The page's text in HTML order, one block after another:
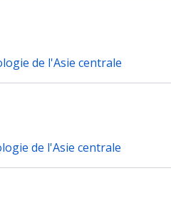
de l'Asie centrale
de l'Asie centrale